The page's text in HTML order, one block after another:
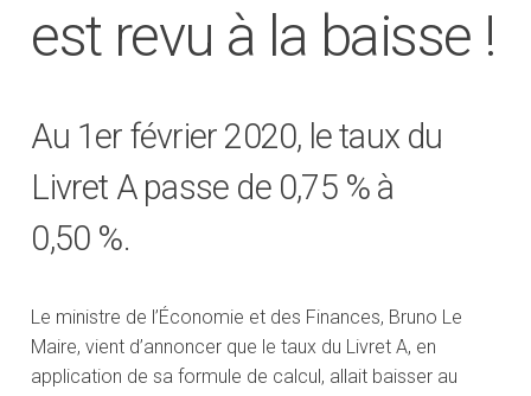
est revu à la baisse !
Au 1er février 2020, le taux du
Livret A passe de 0,75 % à
0,50 %.
Le ministre de l’Économie et des Finances, Bruno Le
Maire, vient d’annoncer que le taux du Livret A, en
application de sa formule de calcul, allait baisser au